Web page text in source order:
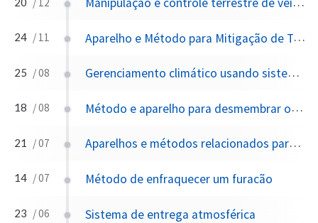
24 / 11 Aparelho e Método para Mitigação de Tempestades de Vento Rotativas
25 / 08 Gerenciamento climático usando sistema de energia baseado no espaço
18 / 08 Método e aparelho para desmembrar ou aniquilar tufões, tornados, ciclones ou furacões
21 / 07 Aparelhos e métodos relacionados para modificação do clima por processos elétricos na atmosfera
14 / 07 Método de enfraquecer um furacão
23 / 06 Sistema de entrega atmosférica